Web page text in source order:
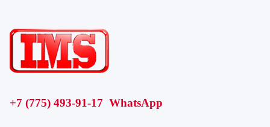
+7 (775) 493-91-17 WhatsApp